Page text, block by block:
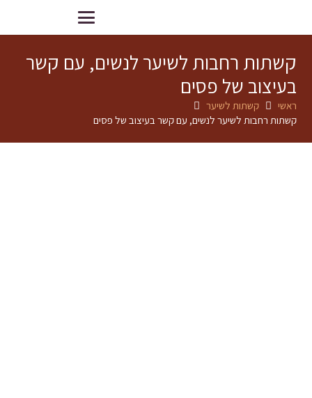
קשתות רחבות לשיער לנשים, עם קשר
בעיצוב של פסים
ראשי
קשתות לשיער
קשתות רחבות לשיער לנשים, עם קשר בעיצוב של פסים